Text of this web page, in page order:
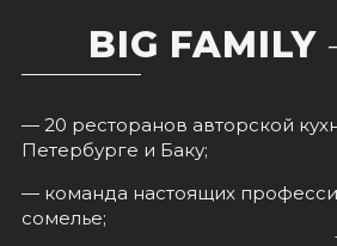
BIG FAMILY
— 20 ресторанов авторской
Петербурге и Баку;
— команда настоящих
сомелье;